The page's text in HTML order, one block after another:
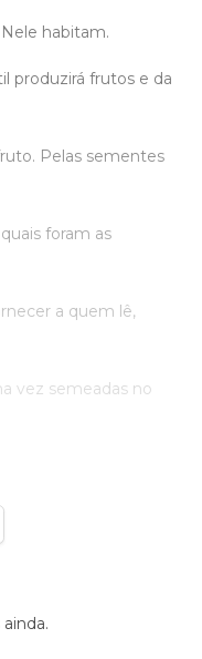
habitam.
produzirá frutos e da
Pelas sementes
foram as
a quem lê,
vez semeadas no